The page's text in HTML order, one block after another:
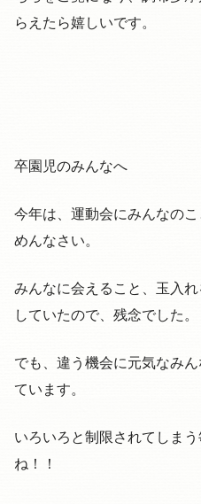
らえたら嬉しいです。
卒園児のみんなへ
今年は、運動会にみんなの
めんなさい。
みんなに会えること、玉入
していたので、残念でした。
でも、違う機会に元気なみ
ています。
いろいろと制限されてしま
ね！！